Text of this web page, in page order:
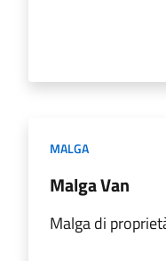
MALGA
Malga Van
Malga di